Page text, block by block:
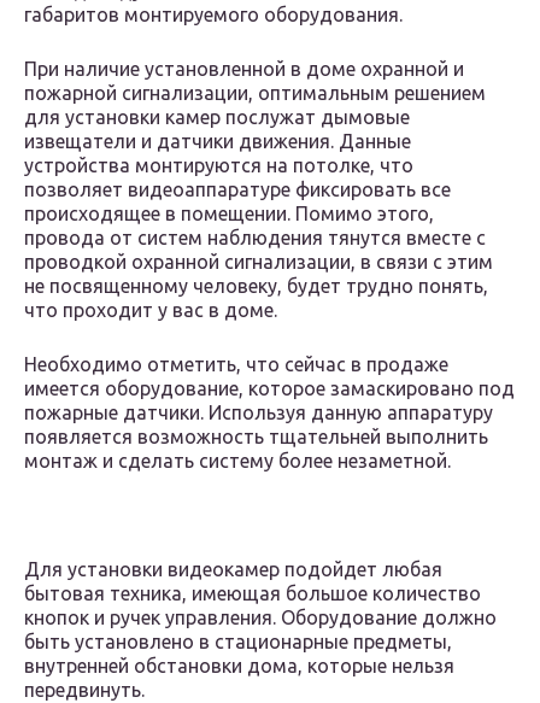
габаритов монтируемого оборудования.
При наличие установленной в доме охранной и
пожарной сигнализации, оптимальным решением
для установки камер послужат дымовые
извещатели и датчики движения. Данные
устройства монтируются на потолке, что
позволяет видеоаппаратуре фиксировать все
происходящее в помещении. Помимо этого,
провода от систем наблюдения тянутся вместе с
проводкой охранной сигнализации, в связи с этим
не посвященному человеку, будет трудно понять,
что проходит у вас в доме.
Необходимо отметить, что сейчас в продаже
имеется оборудование, которое замаскировано под
пожарные датчики. Используя данную аппаратуру
появляется возможность тщательней выполнить
монтаж и сделать систему более незаметной.
Для установки видеокамер подойдет любая
бытовая техника, имеющая большое количество
кнопок и ручек управления. Оборудование должно
быть установлено в стационарные предметы,
внутренней обстановки дома, которые нельзя
передвинуть.